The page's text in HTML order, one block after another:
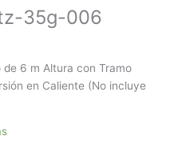
35g-006
de 6 m Altura con Tramo
en Caliente (No incluye